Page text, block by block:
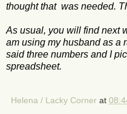
thought that was needed.
As usual, you will find next
am using my husband as a
said three numbers and I
spreadsheet.
Helena / Lacky Corner at